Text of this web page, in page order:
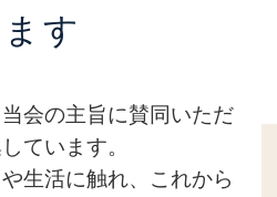
す
会の主旨に賛同いただ
ています。
生活に触れ、これから